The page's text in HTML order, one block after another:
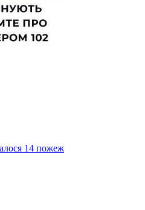
14 пожеж